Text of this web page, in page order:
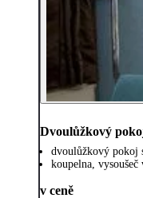
Dvoulůžkový
dvoulůžkový pokoj
koupelna,
v ceně